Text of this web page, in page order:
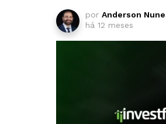
por Anderson
há 12 meses